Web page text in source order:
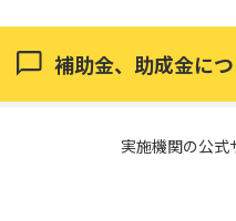
補助金、助成金に
実施機関の公式